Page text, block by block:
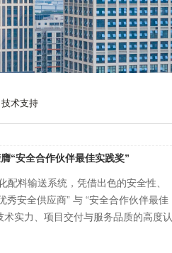
技术支持
“安全合作伙伴最佳实践奖”
料输送系统，凭借出色的安全性、
安全供应商” 与 “安全合作伙伴最佳
实力、项目交付与服务品质的高度认